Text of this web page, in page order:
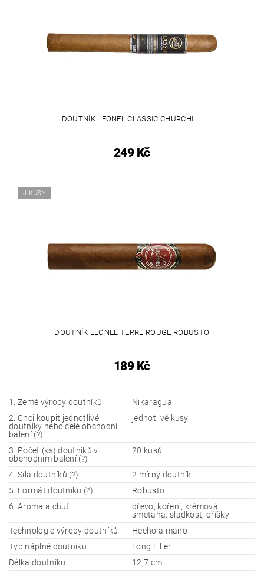
DOUTNÍK LEONEL CLASSIC CHURCHILL
249 Kč
J.KUSY
DOUTNÍK LEONEL TERRE ROUGE ROBUSTO
189 Kč
1. Země výroby doutníků
Nikaragua
2. Chci koupit jednotlivé
doutníky nebo celé obchodní
balení (?)
jednotlivé kusy
3. Počet (ks) doutníků v
obchodním balení (?)
20 kusů
4. Síla doutníků (?)
2 mírný doutník
5. Formát doutníku (?)
Robusto
6. Aroma a chuť
dřevo, koření, krémová
smetana, sladkost, oříšky
Technologie výroby doutníků
Hecho a mano
Typ náplně doutníku
Long Filler
Délka doutníku
12,7 cm